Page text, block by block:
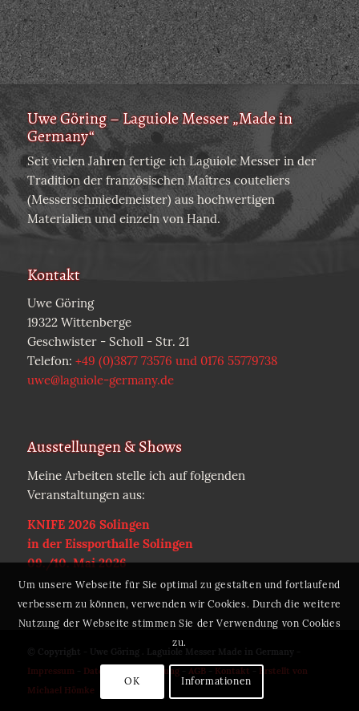
Uwe Göring – Laguiole Messer „Made in
Germany“
Seit vielen Jahren fertige ich Laguiole Messer in der
Tradition der französischen Maîtres couteliers
(Messerschmiedemeister) aus hochwertigen
Materialien und einzeln von Hand.
Kontakt
Uwe Göring
19322 Wittenberge
Geschwister - Scholl - Str. 21
Telefon: +49 (0)3877 73576 und 0176 55779738
uwe@laguiole-germany.de
Ausstellungen & Shows
Meine Arbeiten stelle ich auf folgenden
Veranstaltungen aus:
KNIFE 2026 Solingen
in der Eissporthalle Solingen
09./10. Mai 2026
© Copyright - Uwe Göring . Laguiole Messer Made in Germany -
Impressum- Datenschutzerklärung- AGB- Kontakt
Erstellt von
Michael Hömke
Um unsere Webseite für Sie optimal zu gestalten und fortlaufend
verbessern zu können, verwenden wir Cookies. Durch die weitere
Nutzung der Webseite stimmen Sie der Verwendung von Cookies
zu.
OK Informationen